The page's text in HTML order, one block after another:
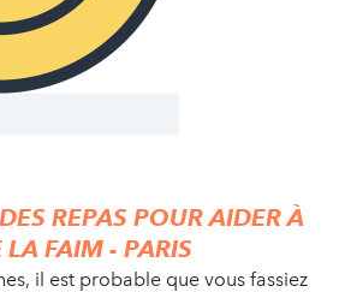
REPAS POUR AIDER À
LA FAIM - PARIS
il est probable que vous fassiez